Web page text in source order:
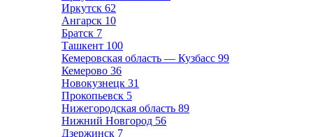
Иркутск 62
Ангарск 10
Братск 7
Ташкент 100
Кемеровская область — Кузбасс 99
Кемерово 36
Новокузнецк 31
Прокопьевск 5
Нижегородская область 89
Нижний Новгород 56
Дзержинск 7